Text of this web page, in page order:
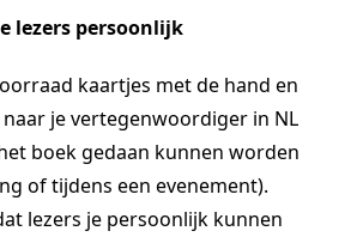
lezers persoonlijk
kaartjes met de hand en
je vertegenwoordiger in NL
boek gedaan kunnen worden
of tijdens een evenement).
lezers je persoonlijk kunnen